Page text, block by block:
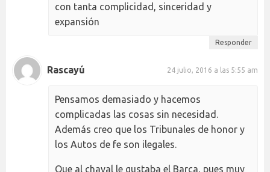
con tanta complicidad, sinceridad y
expansión
Responder
Rascayú 24 julio, 2016 a las 5:55 am
Pensamos demasiado y hacemos
complicadas las cosas sin necesidad.
Además creo que los Tribunales de honor y
los Autos de fe son ilegales.
Que al chaval le gustaba el Barça, pues muy